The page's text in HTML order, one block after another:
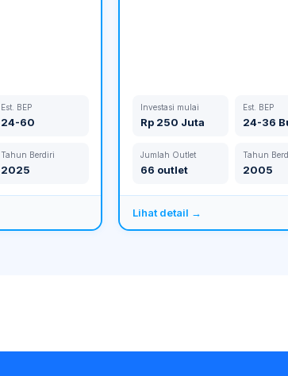
Est. BEP
24-60
Tahun Berdiri
2025
Investasi mulai
Rp 250 Juta
Est. BEP
24-36
Jumlah Outlet
66 outlet
Tahun
2005
Lihat detail →